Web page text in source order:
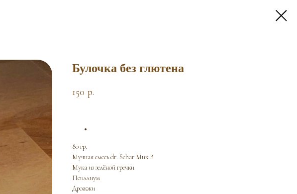
Булочка без глютена
150 р.
80 гр.
Мучная смесь dr. Schar Мик В
Мука из зелёной гречки
Псиллиум
Дрожжи